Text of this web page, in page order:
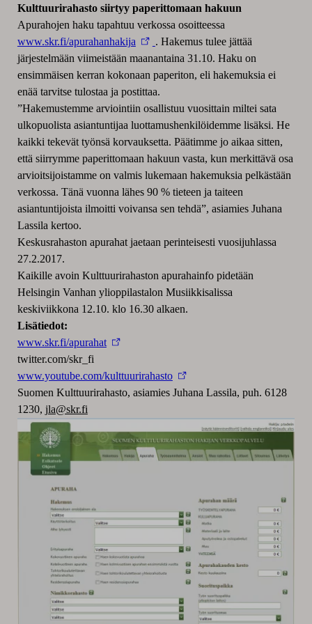
Kulttuurirahasto siirtyy paperittomaan hakuun
Apurahojen haku tapahtuu verkossa osoitteessa
www.skr.fi/apurahanhakija
. Hakemus tulee jättää
järjestelmään viimeistään maanantaina 31.10. Haku on
ensimmäisen kerran kokonaan paperiton, eli hakemuksia ei
enää tarvitse tulostaa ja postittaa.
”Hakemustemme arviointiin osallistuu vuosittain miltei sata
ulkopuolista asiantuntijaa luottamushenkilöidemme lisäksi. He
kaikki tekevät työnsä korvauksetta. Päätimme jo aikaa sitten,
että siirrymme paperittomaan hakuun vasta, kun merkittävä osa
arvioitsijoistamme on valmis lukemaan hakemuksia pelkästään
verkossa. Tänä vuonna lähes 90 % tieteen ja taiteen
asiantuntijoista ilmoitti voivansa sen tehdä”, asiamies Juhana
Lassila kertoo.
Keskusrahaston apurahat jaetaan perinteisesti vuosijuhlassa
27.2.2017.
Kaikille avoin Kulttuurirahaston apurahainfo pidetään
Helsingin Vanhan ylioppilastalon Musiikkisalissa
keskiviikkona 12.10. klo 16.30 alkaen.
Lisätiedot:
www.skr.fi/apurahat
twitter.com/skr_fi
www.youtube.com/kulttuurirahasto
Suomen Kulttuurirahasto, asiamies Juhana Lassila, puh. 6128
1230, jla@skr.fi